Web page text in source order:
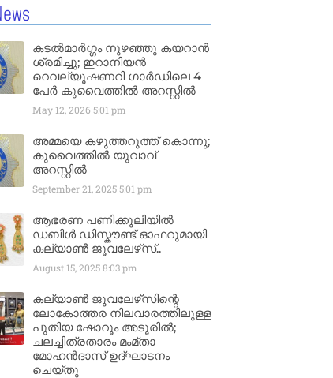
കടൽമാർഗ്ഗം നുഴഞ്ഞു കയറാൻ
ശ്രമിച്ചു; ഇറാനിയൻ
റെവല്യൂഷണറി ഗാർഡിലെ 4
പേർ കുവൈത്തിൽ അറസ്റ്റിൽ
May 12, 2026 5:01 pm
അമ്മയെ കഴുത്തറുത്ത് കൊന്നു;
കുവൈത്തിൽ യുവാവ്
അറസ്റ്റിൽ
September 21, 20255:01 pm
ആഭരണ പണിക്കൂലിയിൽ
ഡബിൾ ഡിസ്കൗണ്ട് ഓഫറുമായി
കല്യാൺ ജൂവലേഴ്‌സ്..
August 15, 20258:03 pm
കല്യാൺ ജൂവലേഴ്‌സിന്റെ
ലോകോത്തര നിലവാരത്തിലുള്ള
പുതിയ ഷോറൂം അടൂരിൽ;
ചലച്ചിത്രതാരം മംമ്താ
മോഹൻദാസ് ഉദ്ഘാടനം
ചെയ്‌തു